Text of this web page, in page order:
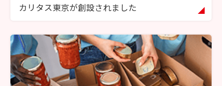
カリタス東京が創設されました